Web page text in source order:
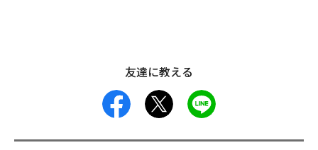
友達に教える
facebook